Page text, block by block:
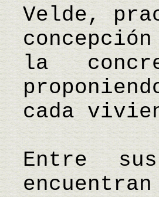
Velde,
la
cada
Entre